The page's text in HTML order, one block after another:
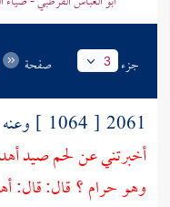
جزء 3 صفحة
2061 [ 1064 ] وعنه
أخبرتني عن لحم صيد
وهو حرام ؟ قال: قال: